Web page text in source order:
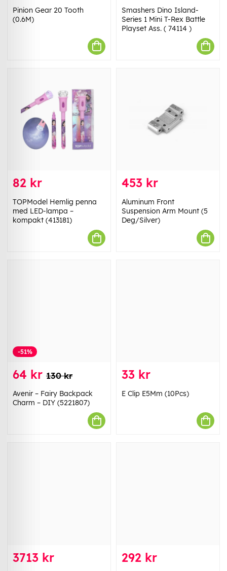
Pinion Gear 20 Tooth
(0.6M)
Smashers Dino Island-
Series 1 Mini T-Rex Battle
Playset Ass. ( 74114 )
82 kr
TOPModel Hemlig penna
med LED-lampa –
kompakt (413181)
453 kr
Aluminum Front
Suspension Arm Mount (5
Deg/Silver)
-51%
64 kr 130 kr
Avenir – Fairy Backpack
Charm – DIY (5221807)
33 kr
E Clip E5Mm (10Pcs)
3713 kr 292 kr